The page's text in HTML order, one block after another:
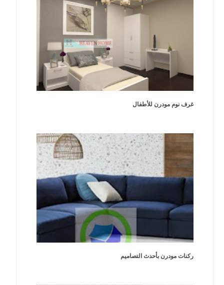
غرف نوم مودرن للأطفال
ركنات مودرن بأحدث التصاميم